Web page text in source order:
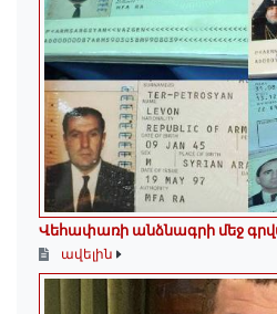
Վեհափառի անձնագրի մեջ
ավելին